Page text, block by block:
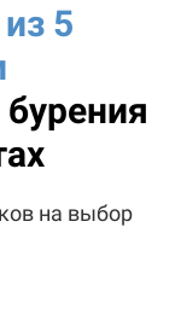
5
на выбор